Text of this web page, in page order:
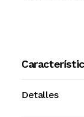
Detalles